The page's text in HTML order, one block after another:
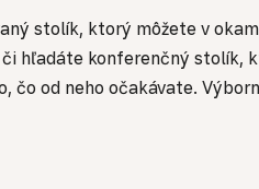
stolík, ktorý môžete v
hľadáte konferenčný stolík,
čo od neho očakávate.